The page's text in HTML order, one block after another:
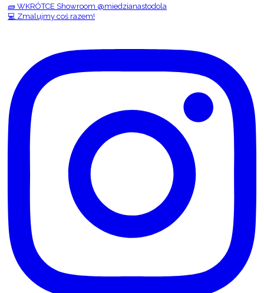
🧱 WKRÓTCE Showroom @miedzianastodola
💻 Zmalujmy coś razem!